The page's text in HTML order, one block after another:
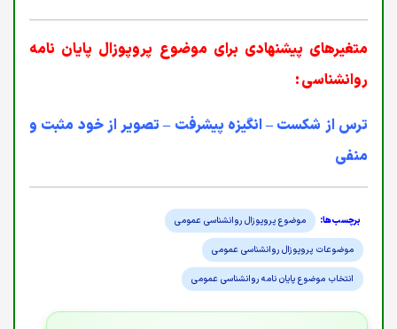
متغیرهای پیشنهادی برای موضوع پروپوزال پایان نامه
روانشناسی :
ترس از شکست – انگیزه پیشرفت – تصویر از خود مثبت و
منفی
موضوع پروپوزال روانشناسی عمومی
موضوعات پروپوزال روانشناسی عمومی
انتخاب موضوع پایان نامه روانشناسی عمومی